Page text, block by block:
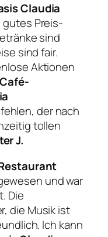
Claudia
Preis-
sind
sind fair.
Aktionen
Café-
der nach
tollen
J.
und war
Die
die Musik ist
Ich kann